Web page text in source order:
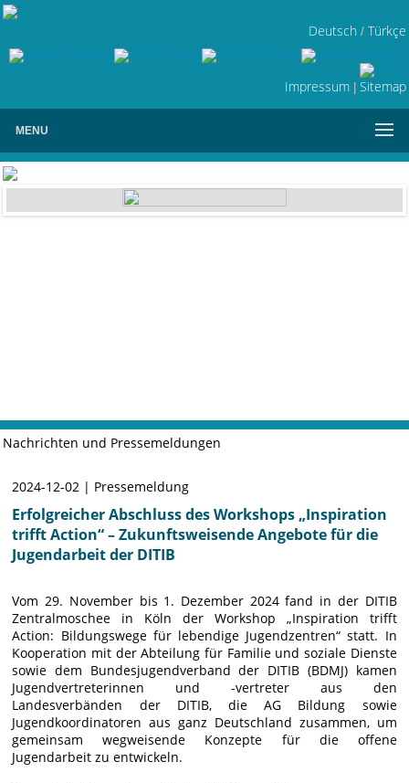
Deutsch / Türkçe
Impressum| Sitemap
MENU
Nachrichten und Pressemeldungen
2024-12-02 | Pressemeldung
Erfolgreicher Abschluss des Workshops „Inspiration
trifft Action“ – Zukunftsweisende Angebote für die
Jugendarbeit der DITIB
Vom 29. November bis 1. Dezember 2024 fand in der DITIB
Zentralmoschee in Köln der Workshop „Inspiration trifft
Action: Bildungswege für lebendige Jugendzentren“ statt. In
Kooperation mit der Abteilung für Familie und soziale Dienste
sowie dem Bundesjugendverband der DITIB (BDMJ) kamen
Jugendvertreterinnen und -vertreter aus den
Landesverbänden der DITIB, die AG Bildung sowie
Jugendkoordinatoren aus ganz Deutschland zusammen, um
gemeinsam wegweisende Konzepte für die offene
Jugendarbeit zu entwickeln.